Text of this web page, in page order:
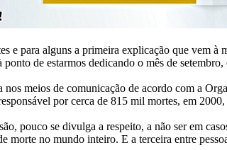
e para alguns a primeira explicação que vem à
de estarmos dedicando o mês de
meios de comunicação de acordo com a
por cerca de 815 mil mortes, em
pouco se divulga a respeito, a não ser em
no mundo inteiro. E a terceira entre